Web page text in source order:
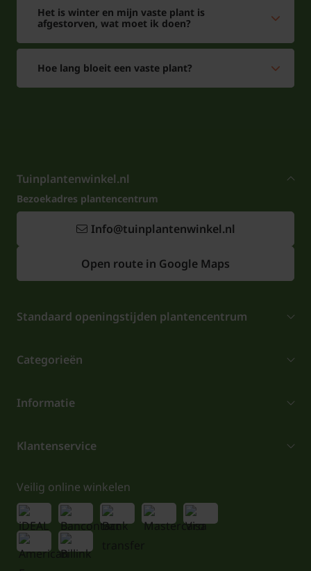
Het is winter en mijn vaste plant is
afgestorven, wat moet ik doen?
Hoe lang bloeit een vaste plant?
Tuinplantenwinkel.nl
Bezoekadres plantencentrum
Info@tuinplantenwinkel.nl
Open route in Google Maps
Standaard openingstijden plantencentrum
Categorieën
Informatie
Klantenservice
Veilig online winkelen